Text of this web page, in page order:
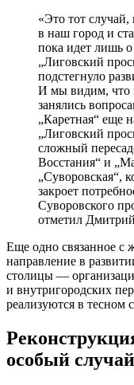
«Это тот случай,
в наш город и
пока идет лишь
„Лиговский
подстегнуло
И мы видим, что
занялись
„Каретная“ еще
„Лиговский
сложный
Восстания“ и
„Суворовская“,
закроет
Суворовского
отметил
Еще одно связанное с
направление в
столицы —
и внутригородских
реализуются в тесном
особый случай